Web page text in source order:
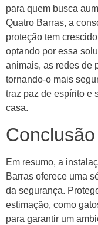
para quem busca
Quatro Barras, a
proteção tem
optando por essa
animais, as redes de
tornando-o mais
traz paz de espírito e
casa.
Conclusão
Em resumo, a
Barras oferece uma
da segurança.
estimação, como
para garantir um